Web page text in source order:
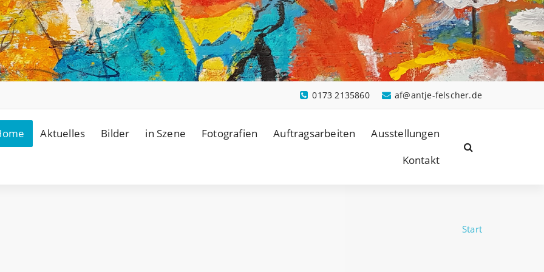
af@antje-felscher.de
0173 2135860
Aktuelles Bilder in Szene Fotografien Auftragsarbeiten
Ausstellungen
Kontakt
Start